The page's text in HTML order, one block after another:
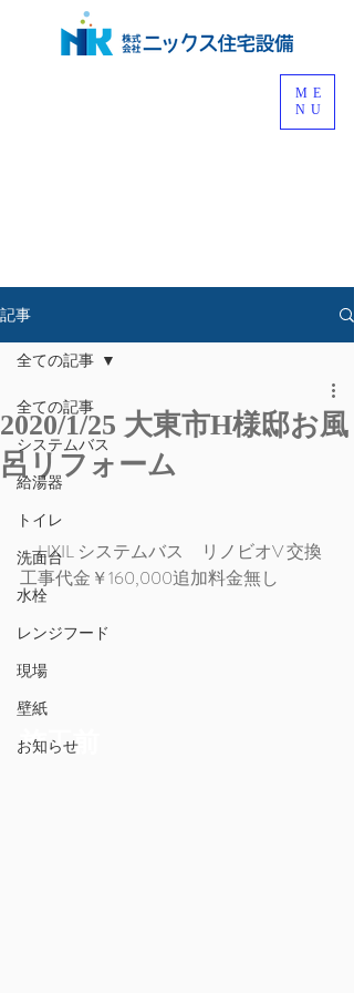
ME
NU
記事
全ての記事
システムバス
給湯器
トイレ
洗面台
水栓
レンジフード
現場
壁紙
お知らせ
全ての記事
2020/1/25 大東市H様邸お風
呂リフォーム
LIXIL システムバス　リノビオV 交換
工事代金￥160,000追加料金無し
施工前